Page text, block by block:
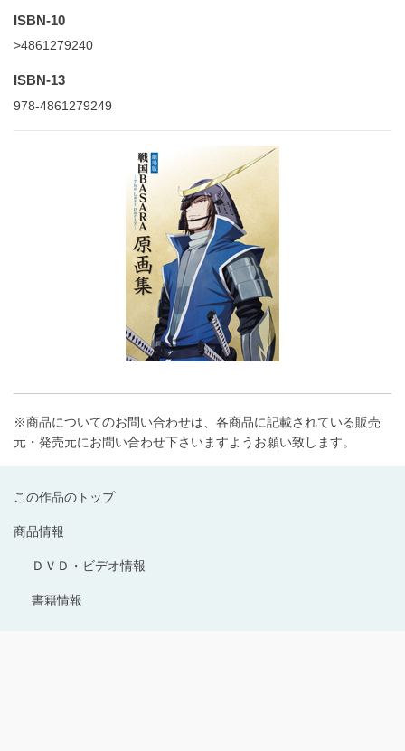
この作品のトップ
商品情報
ＤＶＤ・ビデオ情報
書籍情報
ISBN-10
>4861279240
ISBN-13
978-4861279249
※商品についてのお問い合わせは、各商品に記載されている販売
元・発売元にお問い合わせ下さいますようお願い致します。